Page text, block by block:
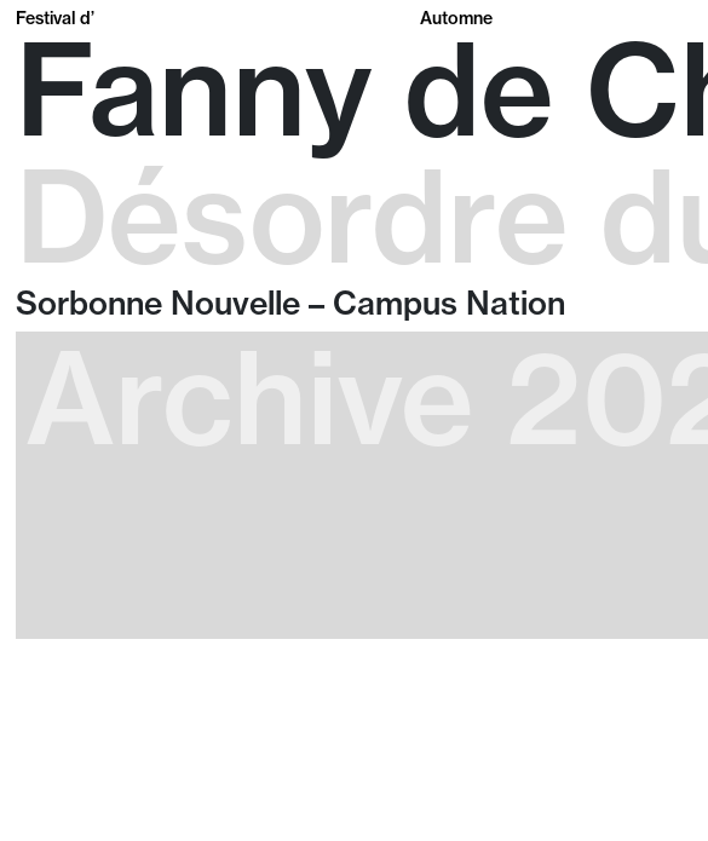
Festival d’ Automne
Fanny de
Désordre
Sorbonne Nouvelle – Campus Nation